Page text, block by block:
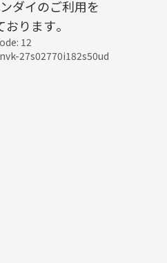
ダイのご利用を
ります。
12
27s02770i182s50ud